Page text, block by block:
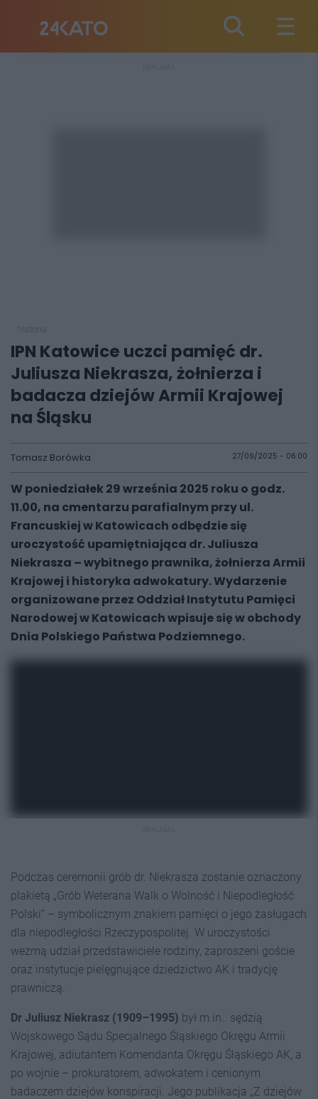
IPN Katowice uczci pamięć dr.
Juliusza Niekrasza, żołnierza i
badacza dziejów Armii Krajowej
na Śląsku
Tomasz Borówka 27/09/2025 - 06:00
W poniedziałek 29 września 2025 roku o godz.
11.00, na cmentarzu parafialnym przy ul.
Francuskiej w Katowicach odbędzie się
uroczystość upamiętniająca dr. Juliusza
Niekrasza – wybitnego prawnika, żołnierza Armii
Krajowej i historyka adwokatury. Wydarzenie
organizowane przez Oddział Instytutu Pamięci
Narodowej w Katowicach wpisuje się w obchody
Dnia Polskiego Państwa Podziemnego.
Podczas ceremonii grób dr. Niekrasza zostanie oznaczony
plakietą „Grób Weterana Walk o Wolność i Niepodległość
Polski” – symbolicznym znakiem pamięci o jego zasługach
dla niepodległości Rzeczypospolitej. W uroczystości
wezmą udział przedstawiciele rodziny, zaproszeni goście
oraz instytucje pielęgnujące dziedzictwo AK i tradycję
prawniczą.
Dr Juliusz Niekrasz (1909–1995) był m.in.. sędzią
Wojskowego Sądu Specjalnego Śląskiego Okręgu Armii
Krajowej, adiutantem Komendanta Okręgu Śląskiego AK, a
po wojnie – prokuratorem, adwokatem i cenionym
badaczem dziejów konspiracji. Jego publikacja „Z dziejów